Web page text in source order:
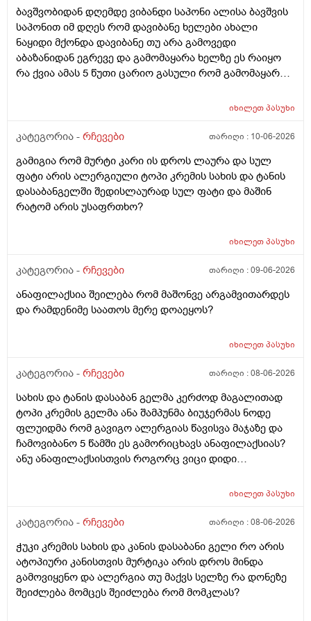
ბავშვობიდან დღემდე ვიბანდი საპონი ალისა ბავშვის
საპონით იმ დღეს რომ დავიბანე ხელები ახალი
ნაყიდი მქონდა დავიბანე თუ არა გამოვედი
აბაზანიდან ეგრევე და გამომაყარა ხელზე ეს რაიყო
რა ქვია ამას 5 წუთი ცარიო გასული რომ გამომაყარა
იხილეთპასუხი
კატეგორია - რჩევები თარიღი : 10-06-2026
გამიგია რომ მურტი კარი ის დროს ლაურა და სულ
ფატი არის ალერგიული ტოპი კრემის სახის და ტანის
დასაბანგელში შედისლაურად სულ ფატი და მაშინ
რატომ არის უსაფრთხო?
იხილეთპასუხი
კატეგორია - რჩევები თარიღი :09-06-2026
ანაფილაქსია შეილება რომ მაშონვე არგამვითარდეს
და რამდენიმე საათოს მერე დოაეყოს?
იხილეთპასუხი
კატეგორია - რჩევები თარიღი :08-06-2026
სახის და ტანის დასაბან გელმა კერძოდ მაგალითად
ტოპი კრემის გელმა ანა შამპუნმა ბიუჯერმას ნოდე
ფლუიდმა რომ გავიგო ალერგიას წავისვა მაჯაზე და
ჩამოვიბანო 5 წამში ეს გამორიცხავს ანაფილაქსიას?
ანუ ანაფილაქსისთვის როგორც ვიცი დიდი
ანაფილაქცია განვითარდეს სწორია? ანუ იმ
კონკრეტული რაღაც ნივთიერების მიმართ ეს ტესტი
ტესტი დიდი დიდი გამოყაროს ხო?
იხილეთპასუხი
კატეგორია - რჩევები თარიღი :08-06-2026
ჭუკი კრემის სახის და კანის დასაბანი გელი რო არის
ატოპიური კანისთვის მურტიკა არის დროს მინდა
გამოვიყენო და ალერგია თუ მაქვს სელზე რა დონეზე
შეიძლება მომცეს შეიძლება რომ მომკლას?